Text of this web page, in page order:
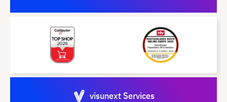
visunext Services